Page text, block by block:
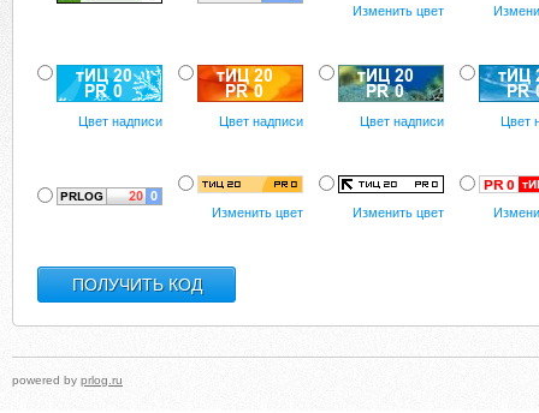
Изменить цвет
Цвет надписи Цвет надписи Цвет надписи Цвет
Изменить цвет Изменить цвет
powered by prlog.ru